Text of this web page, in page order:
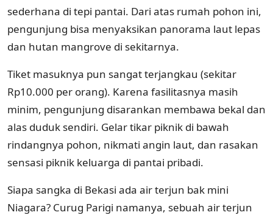
sederhana di tepi pantai. Dari atas rumah pohon ini,
pengunjung bisa menyaksikan panorama laut lepas
dan hutan mangrove di sekitarnya.
Tiket masuknya pun sangat terjangkau (sekitar
Rp10.000 per orang). Karena fasilitasnya masih
minim, pengunjung disarankan membawa bekal dan
alas duduk sendiri. Gelar tikar piknik di bawah
rindangnya pohon, nikmati angin laut, dan rasakan
sensasi piknik keluarga di pantai pribadi.
Siapa sangka di Bekasi ada air terjun bak mini
Niagara? Curug Parigi namanya, sebuah air terjun